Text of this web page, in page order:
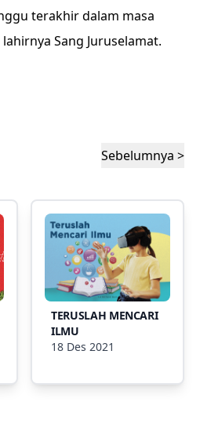
terakhir dalam masa
Sang Juruselamat.
Sebelumnya >
TERUSLAH MENCARI
ILMU
18 Des 2021